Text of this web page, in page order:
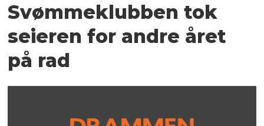
Svømmeklubben tok
seieren for andre året
på rad